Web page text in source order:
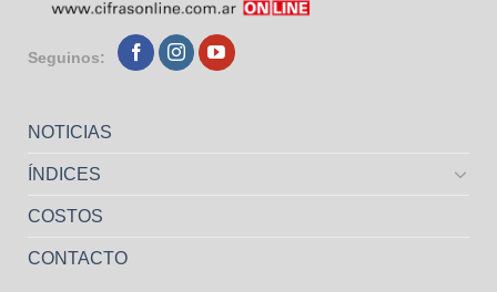
Seguinos:
NOTICIAS
ÍNDICES
COSTOS
CONTACTO